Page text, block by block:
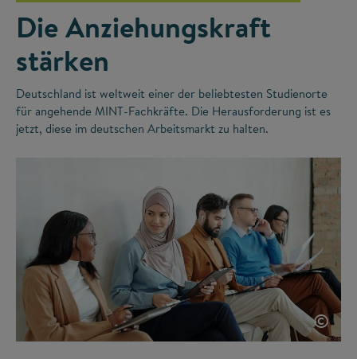
Die Anziehungskraft
stärken
Deutschland ist weltweit einer der beliebtesten Studienorte
für angehende MINT-Fachkräfte. Die Herausforderung ist es
jetzt, diese im deutschen Arbeitsmarkt zu halten.
©